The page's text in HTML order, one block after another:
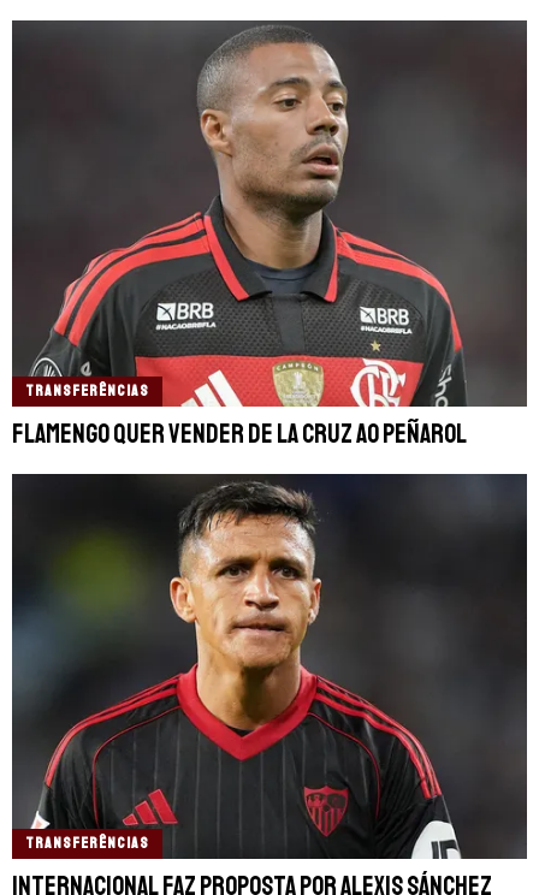
TRANSFERÊNCIAS
Flamengo quer vender De La Cruz ao Peñarol
TRANSFERÊNCIAS
Internacional faz proposta por Alexis Sánchez